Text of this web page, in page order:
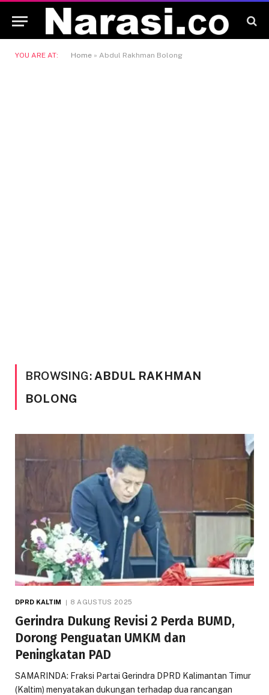
YOU ARE AT: Home » Abdul Rakhman Bolong
BROWSING: ABDUL RAKHMAN
BOLONG
DPRD KALTIM 8 AGUSTUS 2025
Gerindra Dukung Revisi 2 Perda BUMD,
Dorong Penguatan UMKM dan
Peningkatan PAD
SAMARINDA: Fraksi Partai Gerindra DPRD Kalimantan Timur
(Kaltim) menyatakan dukungan terhadap dua rancangan